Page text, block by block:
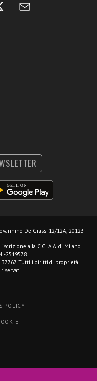
De Grassi 12/12A, 20123
iscrizione alla C.C.I.A.A. di Milano
2519578.
Tutti i diritti di proprietà
POLICY